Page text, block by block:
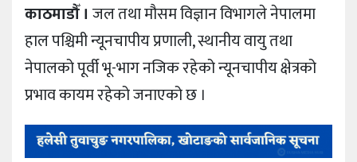
काठमाडौँ । जल तथा मौसम विज्ञान विभागले नेपालमा
हाल पश्चिमी न्यूनचापीय प्रणाली, स्थानीय वायु तथा
नेपालको पूर्वी भू-भाग नजिक रहेको न्यूनचापीय क्षेत्रको
प्रभाव कायम रहेको जनाएको छ ।